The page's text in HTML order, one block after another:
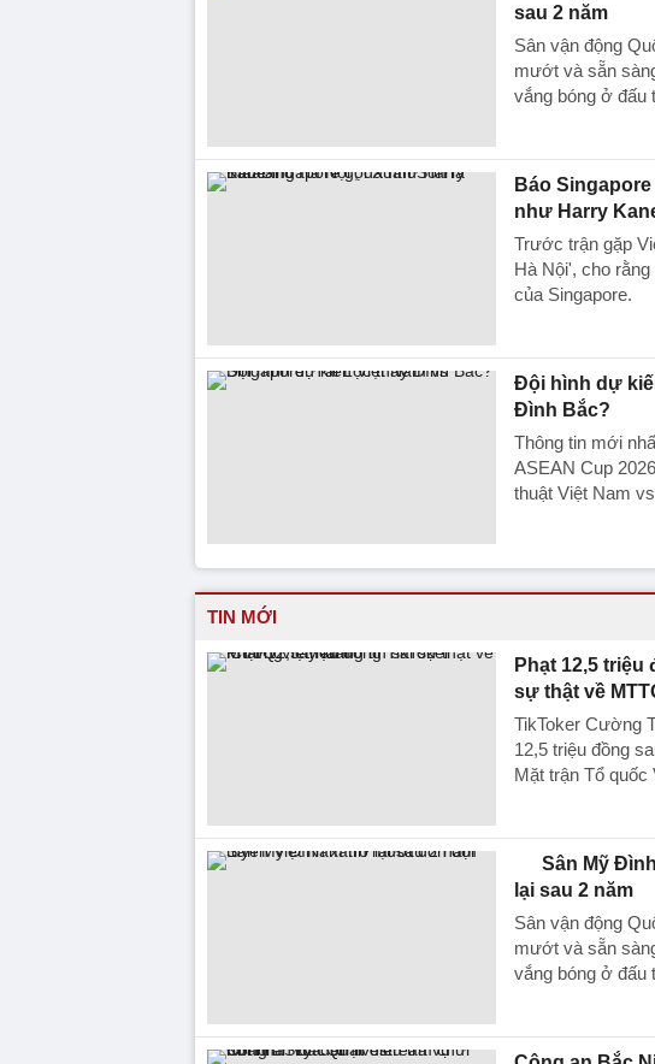
sau 2 năm
Sân vận động
mướt và sẵn
vắng bóng ở đấu
Báo
như Harry
Trước trận gặp
Hà Nội', cho
của Singapore.
Đội hình dự
Đình Bắc?
Thông tin mới
ASEAN Cup
thuật Việt Nam
TIN MỚI
Phạt 12,5
sự thật về
TikToker Cường
12,5 triệu đồng
Mặt trận Tổ quốc
Sân Mỹ
lại sau 2 năm
Sân vận động
mướt và sẵn
vắng bóng ở đấu